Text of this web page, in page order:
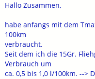
Hallo Zusammen,
habe anfangs mit dem
100km
verbraucht.
Seit dem ich die 15Gr.
Verbrauch um
ca. 0,5 bis 1,0 l/100km. -->